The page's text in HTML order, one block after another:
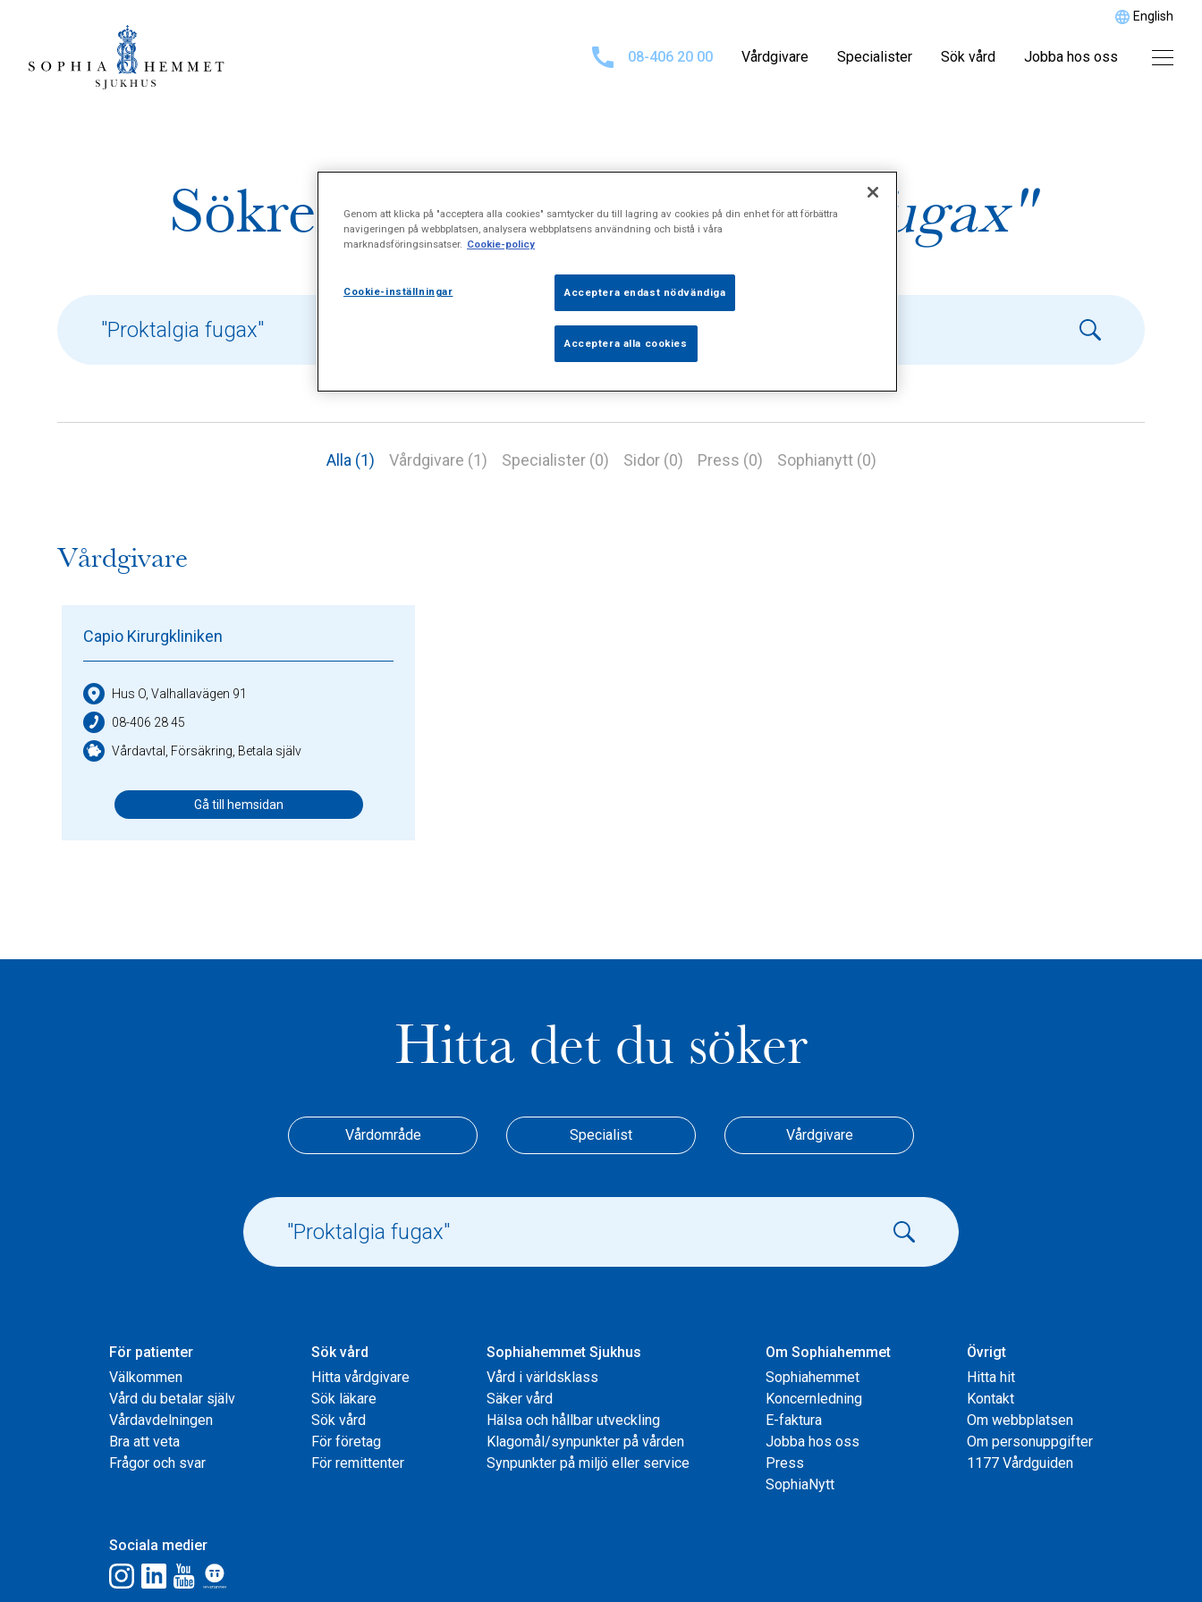
English
08-406 20 00 Vårdgivare Specialister Sök vård Jobba hos oss
Sökresultat för"Proktalgia fugax"
Alla (1) Vårdgivare (1) Specialister (0) Sidor (0) Press (0) Sophianytt (0)
Vårdgivare
Capio Kirurgkliniken
Hus O, Valhallavägen 91
08-406 28 45
Vårdavtal, Försäkring, Betala själv
Gå till hemsidan
Hitta det du söker
Vårdområde Specialist Vårdgivare
För patienter
Välkommen
Vård du betalar själv
Vårdavdelningen
Bra att veta
Frågor och svar
Sök vård
Hitta vårdgivare
Sök läkare
Sök vård
För företag
För remittenter
Sophiahemmet Sjukhus
Vård i världsklass
Säker vård
Hälsa och hållbar utveckling
Klagomål/synpunkter på vården
Synpunkter på miljö eller service
Om Sophiahemmet
Sophiahemmet
Koncernledning
E-faktura
Jobba hos oss
Press
SophiaNytt
Övrigt
Hitta hit
Kontakt
Om webbplatsen
Om personuppgifter
1177 Vårdguiden
Sociala medier
Genom att klicka på "acceptera alla cookies" samtycker du till lagring av cookies på din enhet för att förbättra
navigeringen på webbplatsen, analysera webbplatsens användning och bistå i våra
marknadsföringsinsatser. Cookie-policy
Cookie-inställningar Acceptera endast nödvändiga
Acceptera alla cookies